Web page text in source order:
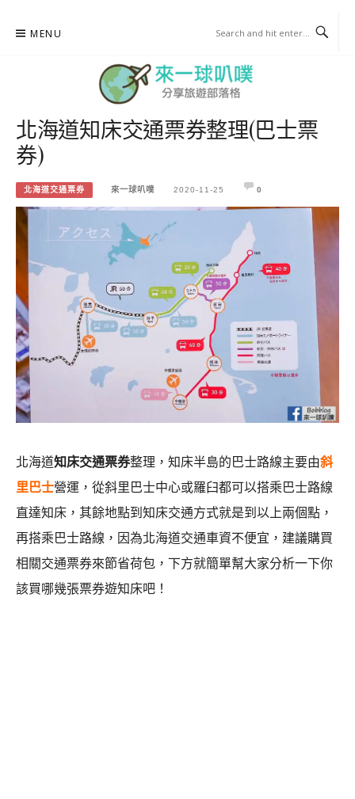
MENU
來一球叭噗
分享日本自助部落格
北海道知床交通票券整理(巴士票
券)
北海道交通票券 來一球叭噗 2020-11-25 0
北海道知床交通票券整理，知床半島的巴士路線主要由斜
里巴士營運，從斜里巴士中心或羅臼都可以搭乘巴士路線
直達知床，其餘地點到知床交通方式就是到以上兩個點，
再搭乘巴士路線，因為北海道交通車資不便宜，建議購買
相關交通票券來節省荷包，下方就簡單幫大家分析一下你
該買哪幾張票券遊知床吧！